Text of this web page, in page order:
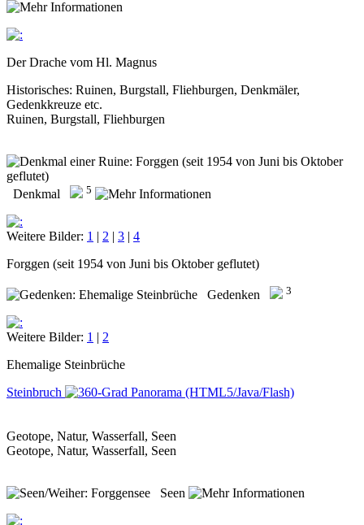
Der Drache vom Hl. Magnus
Historisches: Ruinen, Burgstall, Fliehburgen, Denkmäler,
Gedenkkreuze etc.
Ruinen, Burgstall, Fliehburgen
Denkmal 5
Weitere Bilder: 1 | 2 | 3 | 4
Forggen (seit 1954 von Juni bis Oktober geflutet)
Gedenken 3
Weitere Bilder: 1 | 2
Ehemalige Steinbrüche
Steinbruch
Geotope, Natur, Wasserfall, Seen
Geotope, Natur, Wasserfall, Seen
Seen